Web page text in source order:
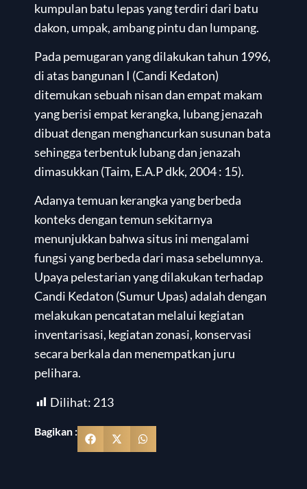
kumpulan batu lepas yang terdiri dari batu
dakon, umpak, ambang pintu dan lumpang.
Pada pemugaran yang dilakukan tahun 1996,
di atas bangunan I (Candi Kedaton)
ditemukan sebuah nisan dan empat makam
yang berisi empat kerangka, lubang jenazah
dibuat dengan menghancurkan susunan bata
sehingga terbentuk lubang dan jenazah
dimasukkan (Taim, E.A.P dkk, 2004 : 15).
Adanya temuan kerangka yang berbeda
konteks dengan temun sekitarnya
menunjukkan bahwa situs ini mengalami
fungsi yang berbeda dari masa sebelumnya.
Upaya pelestarian yang dilakukan terhadap
Candi Kedaton (Sumur Upas) adalah dengan
melakukan pencatatan melalui kegiatan
inventarisasi, kegiatan zonasi, konservasi
secara berkala dan menempatkan juru
pelihara.
Dilihat: 213
Bagikan :